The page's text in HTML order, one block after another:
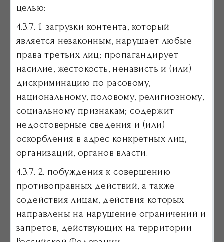
целью:
4.3.7. 1. загрузки контента, который
является незаконным, нарушает любые
права третьих лиц; пропагандирует
насилие, жестокость, ненависть и (или)
дискриминацию по расовому,
национальному, половому, религиозному,
социальному признакам; содержит
недостоверные сведения и (или)
оскорбления в адрес конкретных лиц,
организаций, органов власти.
4.3.7. 2. побуждения к совершению
противоправных действий, а также
содействия лицам, действия которых
направлены на нарушение ограничений и
запретов, действующих на территории